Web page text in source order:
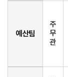
예산팀
주
무
관